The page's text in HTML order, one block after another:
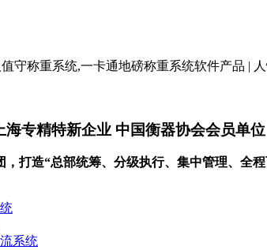
守称重系统,一卡通地磅称重系统软件产品 |
海专精特新企业 中国衡器协会会员单位
，打造“总部统筹、分级执行、集中管理、全
系统